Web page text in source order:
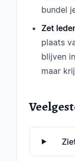
bundel
Zet
plaats
blijven
maar